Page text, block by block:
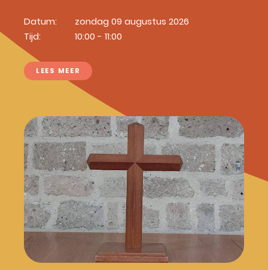
Datum:
Tijd:
zondag 09 augustus 2026
10:00 - 11:00
LEES MEER